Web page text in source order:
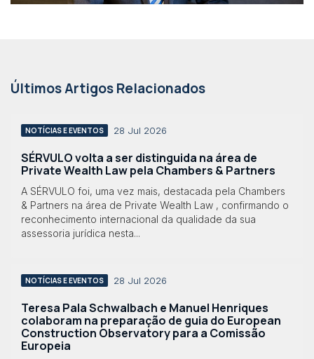
Últimos Artigos Relacionados
NOTÍCIAS E EVENTOS 28 Jul 2026
SÉRVULO volta a ser distinguida na área de
Private Wealth Law pela Chambers & Partners
A SÉRVULO foi, uma vez mais, destacada pela Chambers
& Partners na área de Private Wealth Law , confirmando o
reconhecimento internacional da qualidade da sua
assessoria jurídica nesta...
NOTÍCIAS E EVENTOS 28 Jul 2026
Teresa Pala Schwalbach e Manuel Henriques
colaboram na preparação de guia do European
Construction Observatory para a Comissão
Europeia